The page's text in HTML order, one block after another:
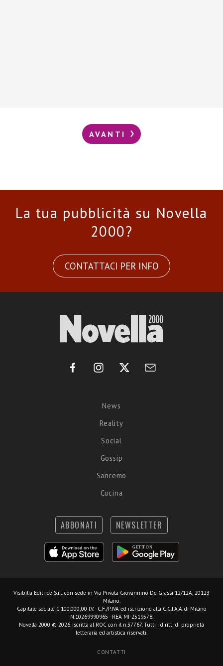
AVANTI
La tua pubblicità su Novella
2000?
CONTATTACI PER INFO
News
Reality
Social
Gossip
Sanremo
Cucina
ABBONATI NEWSLETTER
Visibilia Editrice S.r.l. con sede in Via Privata Giovannino De Grassi 12/12A, 20123
Milano.
Capitale sociale € 100.000,00 I.V. - C.F./P.IVA ed iscrizione alla C.C.I.A.A. di Milano
N.10269990965 - REA MI-2519578.
Novella 2000 © 2026. Iscritta al ROC con il n.37767. Tutti i diritti di proprietà
letteraria ed artistica riservati.
CONTATTI